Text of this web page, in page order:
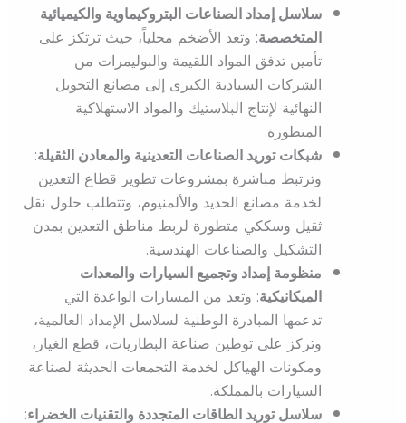
سلاسل إمداد الصناعات البتروكيماوية والكيميائية
المتخصصة: وتعد الأضخم محلياً، حيث ترتكز على
تأمين تدفق المواد اللقيمة والبوليمرات من
الشركات السيادية الكبرى إلى مصانع التحويل
النهائية لإنتاج البلاستيك والمواد الاستهلاكية
المتطورة.
شبكات توريد الصناعات التعدينية والمعادن الثقيلة:
وترتبط مباشرة بمشروعات تطوير قطاع التعدين
لخدمة مصانع الحديد والألمنيوم، وتتطلب حلول نقل
ثقيل وسككي متطورة لربط مناطق التعدين بمدن
التشكيل والصناعات الهندسية.
منظومة إمداد وتجميع السيارات والمعدات
الميكانيكية: وتعد من المسارات الواعدة التي
تدعمها المبادرة الوطنية لسلاسل الإمداد العالمية،
وتركز على توطين صناعة البطاريات، قطع الغيار،
ومكونات الهياكل لخدمة التجمعات الحديثة لصناعة
السيارات بالمملكة.
سلاسل توريد الطاقات المتجددة والتقنيات الخضراء: